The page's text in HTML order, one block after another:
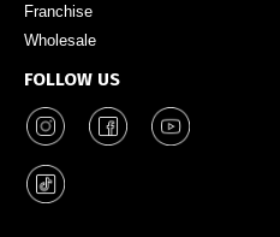
Franchise
Wholesale
FOLLOW US